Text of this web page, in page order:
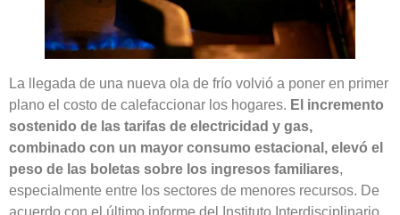
La llegada de una nueva ola de frío volvió a poner en primer
plano el costo de calefaccionar los hogares. El incremento
sostenido de las tarifas de electricidad y gas,
combinado con un mayor consumo estacional, elevó el
peso de las boletas sobre los ingresos familiares,
especialmente entre los sectores de menores recursos. De
acuerdo con el último informe del Instituto Interdisciplinario